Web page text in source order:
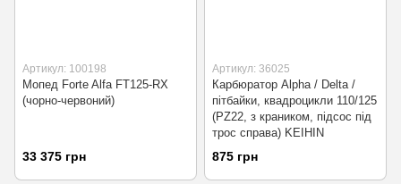
Артикул: 100198
Мопед Forte Alfa FT125-RX
(чорно-червоний)
33 375 грн
Артикул: 36025
Карбюратор Alpha / Delta /
пітбайки, квадроцикли 110/125
(PZ22, з краником, підсос під
трос справа) KEIHIN
875 грн